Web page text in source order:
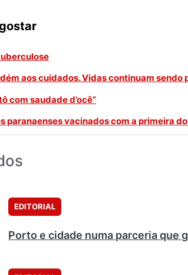
aos cuidados. Vidas continuam sendo
com saudade d’ocê”
paranaenses vacinados com a primeira
EDITORIAL
Porto e cidade numa parceria que